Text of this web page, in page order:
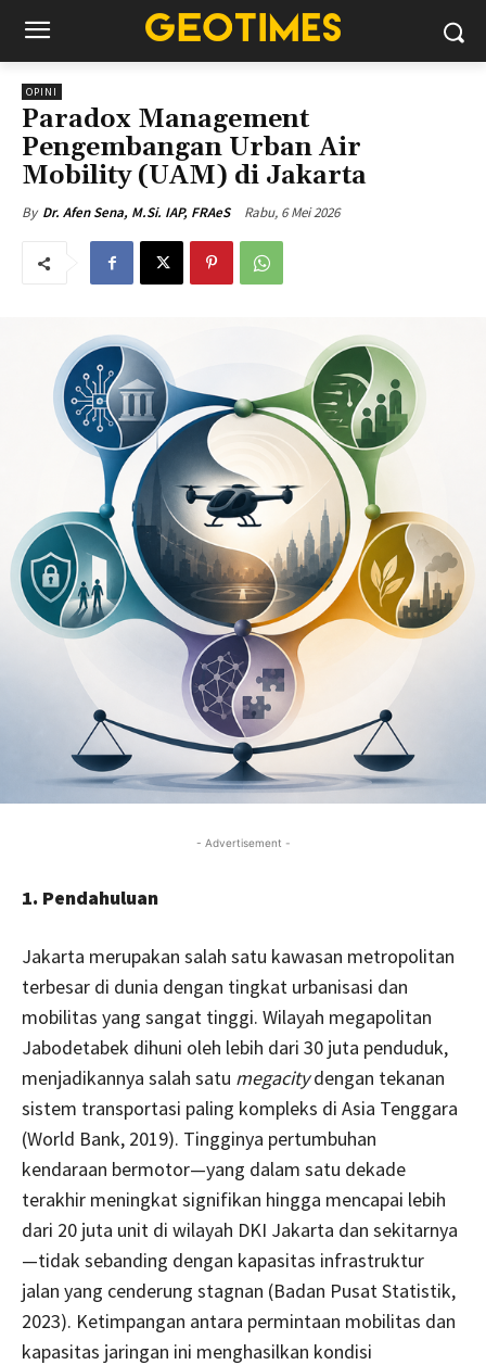
OPINI
Paradox Management
Pengembangan Urban Air
Mobility (UAM) di Jakarta
By Dr. Afen Sena, M.Si. IAP, FRAeS Rabu, 6 Mei 2026
- Advertisement -
1. Pendahuluan
Jakarta merupakan salah satu kawasan metropolitan
terbesar di dunia dengan tingkat urbanisasi dan
mobilitas yang sangat tinggi. Wilayah megapolitan
Jabodetabek dihuni oleh lebih dari 30 juta penduduk,
menjadikannya salah satu megacitydengan tekanan
sistem transportasi paling kompleks di Asia Tenggara
(World Bank, 2019). Tingginya pertumbuhan
kendaraan bermotor—yang dalam satu dekade
terakhir meningkat signifikan hingga mencapai lebih
dari 20 juta unit di wilayah DKI Jakarta dan sekitarnya
—tidak sebanding dengan kapasitas infrastruktur
jalan yang cenderung stagnan (Badan Pusat Statistik,
2023). Ketimpangan antara permintaan mobilitas dan
kapasitas jaringan ini menghasilkan kondisi